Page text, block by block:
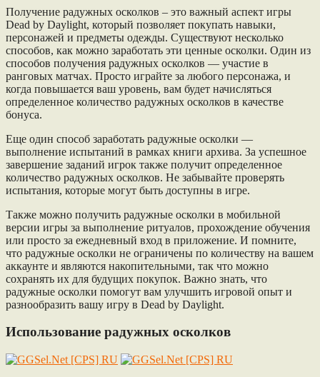
Получение радужных осколков – это важный аспект игры
Dead by Daylight, который позволяет покупать навыки,
персонажей и предметы одежды. Существуют несколько
способов, как можно заработать эти ценные осколки. Один из
способов получения радужных осколков — участие в
ранговых матчах. Просто играйте за любого персонажа, и
когда повышается ваш уровень, вам будет начисляться
определенное количество радужных осколков в качестве
бонуса.
Еще один способ заработать радужные осколки —
выполнение испытаний в рамках книги архива. За успешное
завершение заданий игрок также получит определенное
количество радужных осколков. Не забывайте проверять
испытания, которые могут быть доступны в игре.
Также можно получить радужные осколки в мобильной
версии игры за выполнение ритуалов, прохождение обучения
или просто за ежедневный вход в приложение. И помните,
что радужные осколки не ограничены по количеству на вашем
аккаунте и являются накопительными, так что можно
сохранять их для будущих покупок. Важно знать, что
радужные осколки помогут вам улучшить игровой опыт и
разнообразить вашу игру в Dead by Daylight.
Использование радужных осколков